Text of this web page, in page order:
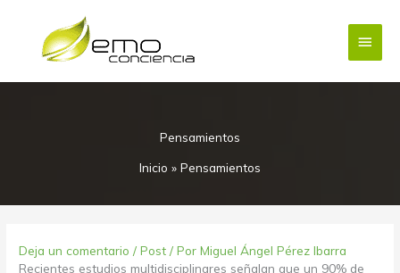
contenido
Menú
Pensamientos
Inicio » Pensamientos
Deja un comentario /Post / PorMiguel Ángel Pérez Ibarra
Recientes estudios multidisciplinares señalan que un 90% de